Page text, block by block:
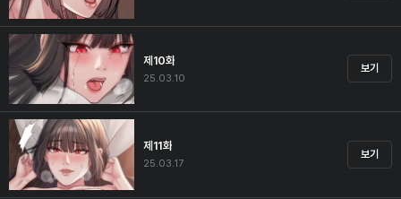
제10화
25.03.10
보기
제11화
25.03.17
보기